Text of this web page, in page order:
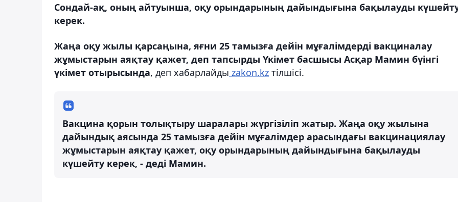
Сондай-ақ, оның айтуынша, оқу орындарының дайындығына бақылауды
керек.
Жаңа оқу жылы қарсаңына, яғни 25 тамызға дейін мұғалімдерді вакциналау
жұмыстарын аяқтау қажет, деп тапсырды Үкімет басшысы Асқар Мамин бүінгі
үкімет отырысында, деп хабарлайды zakon.kz тілшісі.
Вакцина қорын толықтыру шаралары жүргізіліп жатыр. Жаңа оқу жылына
дайындық аясында 25 тамызға дейін мұғалімдер арасындағы вакцинациялау
жұмыстарын аяқтау қажет, оқу орындарының дайындығына бақылауды
күшейту керек, - деді Мамин.